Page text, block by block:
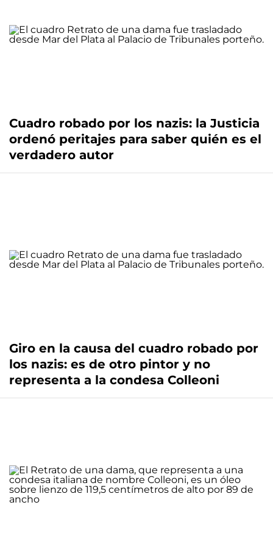
Cuadro robado por los nazis: la Justicia
ordenó peritajes para saber quién es el
verdadero autor
Giro en la causa del cuadro robado por
los nazis: es de otro pintor y no
representa a la condesa Colleoni